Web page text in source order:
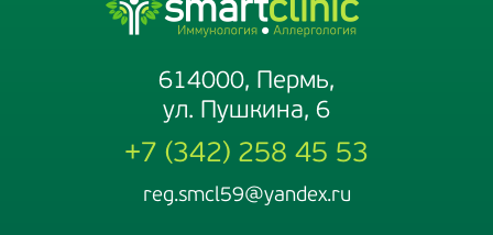
614000, Пермь,
ул. Пушкина, 6
+7 (342) 258 45 53
reg.smcl59@yandex.ru